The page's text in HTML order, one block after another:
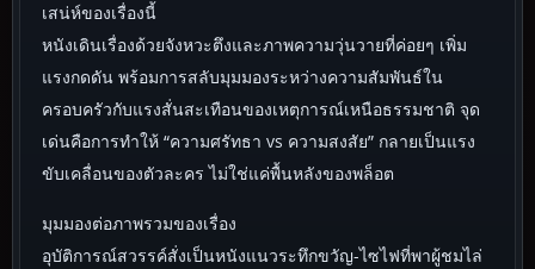
เสน่ห์ของเรื่องนี้
หนังเดินเรื่องด้วยจังหวะตึงและภาพความวุ่นวายที่ค่อยๆ เพิ่ม
แรงกดดัน พร้อมการสลับมุมมองระหว่างความสัมพันธ์ใน
ครอบครัวกับแรงสั่นสะเทือนของเหตุการณ์เหนือธรรมชาติ จุด
เด่นคือการทำให้ “ความศรัทธา vs ความสงสัย” กลายเป็นแรง
ขับเคลื่อนของตัวละคร ไม่ใช่แค่พื้นหลังของพล็อต
มุมมองต่อภาพรวมของเรื่อง
อุบัติการณ์สวรรค์สั่งเป็นหนังแนวระทึกขวัญ-ไซไฟที่พาผู้ชมไล่